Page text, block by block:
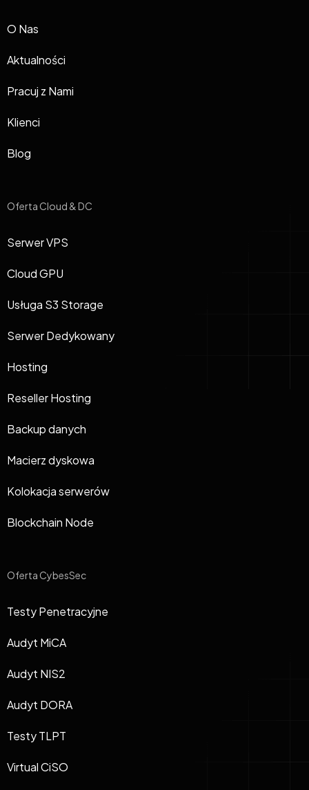
O Nas
Aktualności
Pracuj z Nami
Klienci
Blog
Oferta Cloud & DC
Serwer VPS
Cloud GPU
Usługa S3 Storage
Serwer Dedykowany
Hosting
Reseller Hosting
Backup danych
Macierz dyskowa
Kolokacja serwerów
Blockchain Node
Oferta CybesSec
Testy Penetracyjne
Audyt MiCA
Audyt NIS2
Audyt DORA
Testy TLPT
Virtual CiSO